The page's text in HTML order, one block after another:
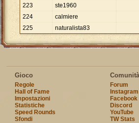
223
ste1960
224
calmiere
225
naturalista83
Gioco
Regole
Hall of Fame
Impostazioni
Statistiche
Speed Rounds
Sfondi
Comunità
Forum
Instagram
Facebook
Discord
YouTube
TW Stats